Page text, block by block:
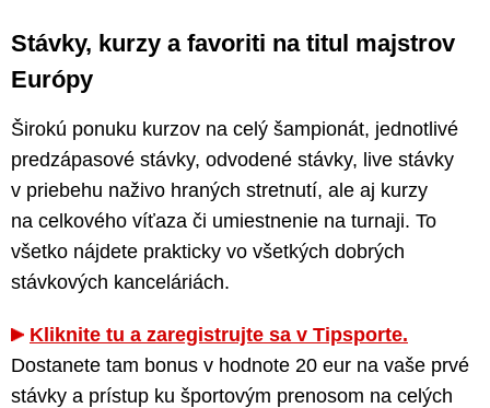
Stávky, kurzy a favoriti na titul majstrov
Európy
Širokú ponuku kurzov na celý šampionát, jednotlivé
predzápasové stávky, odvodené stávky, live stávky
v priebehu naživo hraných stretnutí, ale aj kurzy
na celkového víťaza či umiestnenie na turnaji. To
všetko nájdete prakticky vo všetkých dobrých
stávkových kanceláriách.
Kliknite tu a zaregistrujte sa v Tipsporte.
Dostanete tam bonus v hodnote 20 eur na vaše prvé
stávky a prístup ku športovým prenosom na celých